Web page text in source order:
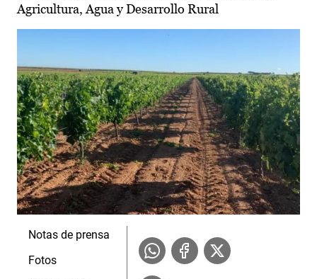
Agricultura, Agua y Desarrollo Rural
Notas de prensa
Fotos